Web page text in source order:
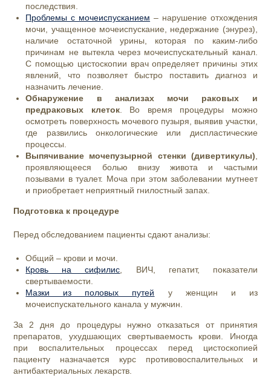
последствия.
Проблемы с мочеиспусканием – нарушение отхождения
мочи, учащенное мочеиспускание, недержание (энурез),
наличие остаточной урины, которая по каким-либо
причинам не вытекла через мочеиспускательный канал.
С помощью цистоскопии врач определяет причины этих
явлений, что позволяет быстро поставить диагноз и
назначить лечение.
Обнаружение в анализах мочи раковых и
предраковых клеток. Во время процедуры можно
осмотреть поверхность мочевого пузыря, выявив участки,
где развились онкологические или диспластические
процессы.
Выпячивание мочепузырной стенки (дивертикулы)
проявляющееся болью внизу живота и частыми
позывами в туалет. Моча при этом заболевании мутнеет
и приобретает неприятный гнилостный запах.
Подготовка к процедуре
Перед обследованием пациенты сдают анализы:
Общий – крови и мочи.
Кровь на сифилис , ВИЧ, гепатит, показатели
свертываемости.
Мазки из половых путей у женщин и из
мочеиспускательного канала у мужчин.
За 2 дня до процедуры нужно отказаться от принятия
препаратов, ухудшающих свертываемость крови. Иногда
при воспалительных процессах перед цистоскопией
пациенту назначается курс противовоспалительных и
антибактериальных лекарств.